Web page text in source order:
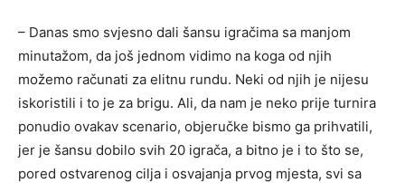
– Danas smo svjesno dali šansu igračima sa manjom
minutažom, da još jednom vidimo na koga od njih
možemo računati za elitnu rundu. Neki od njih je nijesu
iskoristili i to je za brigu. Ali, da nam je neko prije turnira
ponudio ovakav scenario, objeručke bismo ga prihvatili,
jer je šansu dobilo svih 20 igrača, a bitno je i to što se,
pored ostvarenog cilja i osvajanja prvog mjesta, svi sa